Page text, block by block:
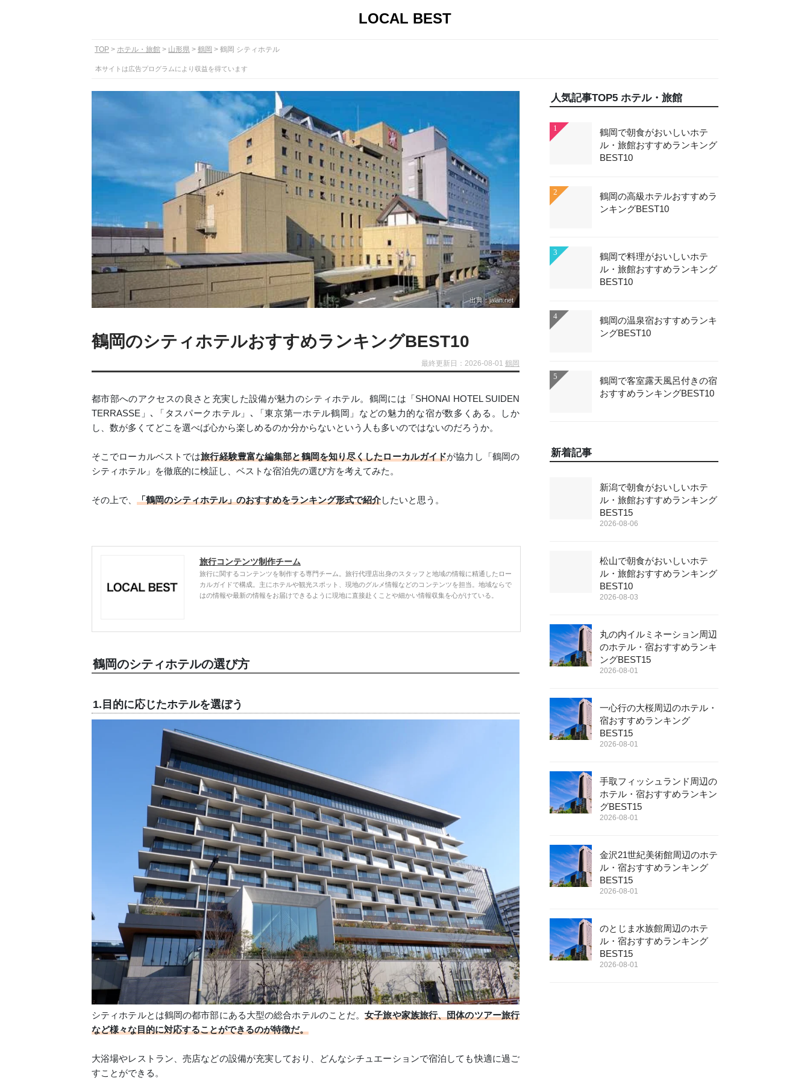
LOCAL BEST
TOP ホテル・旅館 山形県 鶴岡 鶴岡 シティホテル
本サイトは広告プログラムにより収益を得ています
出典：jalan.net
鶴岡のシティホテルおすすめランキングBEST10
最終更新日：2026-08-01 鶴岡
都市部へのアクセスの良さと充実した設備が魅力のシティホテル。鶴岡には「SHONAI HOTEL SUIDEN
TERRASSE」､「タスパークホテル」､「東京第一ホテル鶴岡」などの魅力的な宿が数多くある。しか
し、数が多くてどこを選べば心から楽しめるのか分からないという人も多いのではないのだろうか。
そこでローカルベストでは旅行経験豊富な編集部と鶴岡を知り尽くしたローカルガイドが協力し「鶴岡の
シティホテル」を徹底的に検証し、ベストな宿泊先の選び方を考えてみた。
その上で、 「鶴岡のシティホテル」のおすすめをランキング形式で紹介したいと思う。
旅行コンテンツ制作チーム
旅行に関するコンテンツを制作する専門チーム。旅行代理店出身のスタッフと地域の情報に精通したロー
カルガイドで構成。主にホテルや観光スポット、現地のグルメ情報などのコンテンツを担当。地域ならで
はの情報や最新の情報をお届けできるように現地に直接赴くことや細かい情報収集を心がけている。
鶴岡のシティホテルの選び方
1.目的に応じたホテルを選ぼう
シティホテルとは鶴岡の都市部にある大型の総合ホテルのことだ。女子旅や家族旅行、団体のツアー旅行
など様々な目的に対応することができるのが特徴だ。
大浴場やレストラン、売店などの設備が充実しており、どんなシチュエーションで宿泊しても快適に過ご
すことができる。
人気記事TOP5 ホテル・旅館
1
鶴岡で朝食がおいしいホテ
ル・旅館おすすめランキング
BEST10
2
鶴岡の高級ホテルおすすめラ
ンキングBEST10
3
鶴岡で料理がおいしいホテ
ル・旅館おすすめランキング
BEST10
4
鶴岡の温泉宿おすすめランキ
ングBEST10
5
鶴岡で客室露天風呂付きの宿
おすすめランキングBEST10
新着記事
新潟で朝食がおいしいホテ
ル・旅館おすすめランキング
BEST15
2026-08-06
松山で朝食がおいしいホテ
ル・旅館おすすめランキング
BEST10
2026-08-03
丸の内イルミネーション周辺
のホテル・宿おすすめランキ
ングBEST15
2026-08-01
一心行の大桜周辺のホテル・
宿おすすめランキング
BEST15
2026-08-01
手取フィッシュランド周辺の
ホテル・宿おすすめランキン
グBEST15
2026-08-01
金沢21世紀美術館周辺のホテ
ル・宿おすすめランキング
BEST15
2026-08-01
のとじま水族館周辺のホテ
ル・宿おすすめランキング
BEST15
2026-08-01